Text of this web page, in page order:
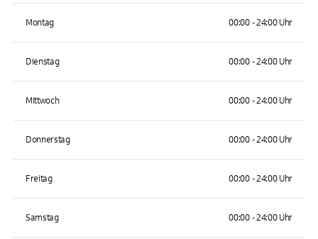
Montag 00:00 - 24:00 Uhr
Dienstag 00:00 - 24:00 Uhr
Mittwoch 00:00 - 24:00 Uhr
Donnerstag 00:00 - 24:00 Uhr
Freitag 00:00 - 24:00 Uhr
Samstag 00:00 - 24:00 Uhr